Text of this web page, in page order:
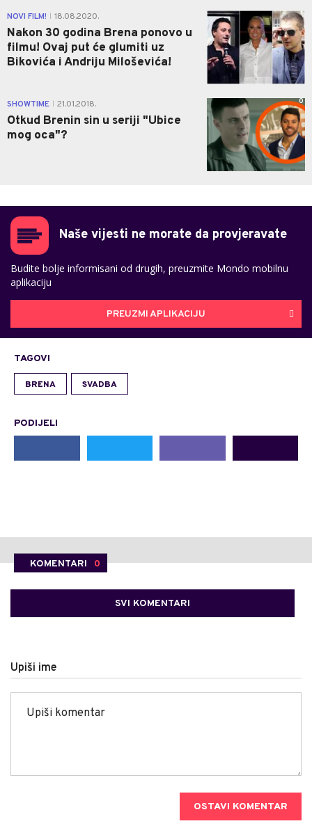
NOVI FILM! 18.08.2020.
Nakon 30 godina Brena ponovo u
filmu! Ovaj put će glumiti uz
Bikovića i Andriju Miloševića!
1
SHOWTIME 21.01.2018.
Otkud Brenin sin u seriji "Ubice
mog oca"?
0
Naše vijesti ne morate da provjeravate
Budite bolje informisani od drugih, preuzmite Mondo mobilnu
aplikaciju
PREUZMI APLIKACIJU
TAGOVI
BRENA SVADBA
PODIJELI
KOMENTARI 0
SVI KOMENTARI
Upiši ime
OSTAVI KOMENTAR